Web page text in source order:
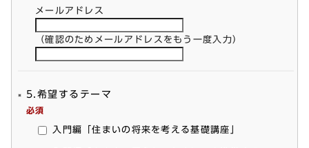
メールアドレス
（確認のためメールアドレスをもう一度入力）
5.希望するテーマ
必須
入門編「住まいの将来を考える基礎講座」